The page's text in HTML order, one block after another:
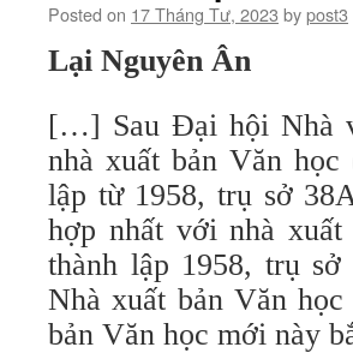
Posted on 17 Tháng Tư, 2023 bypost3
Lại Nguyên Ân
[…] Sau Đại hội Nhà
nhà xuất bản Văn
lập từ 1958, trụ sở
hợp nhất với nhà
thành lập 1958, trụ
Nhà xuất bản Văn
bản Văn học mới này